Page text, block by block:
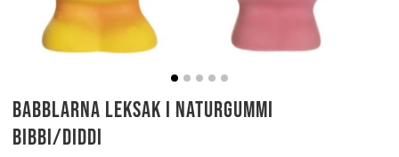
Babblarna leksak i Naturgummi
Bibbi/Diddi